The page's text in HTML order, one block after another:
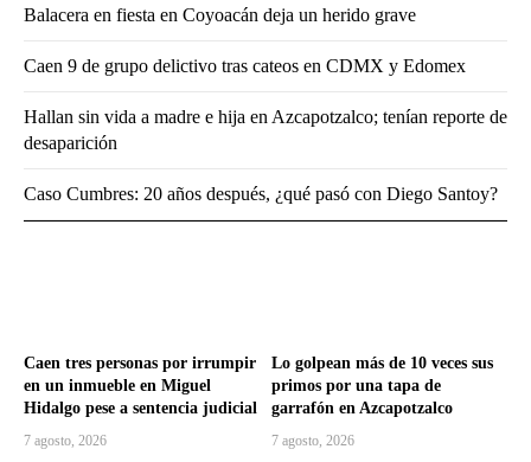
Caen tres personas por irrumpir
en un inmueble en Miguel
Hidalgo pese a sentencia judicial
7 agosto, 2026
Lo golpean más de 10 veces sus
primos por una tapa de
garrafón en Azcapotzalco
7 agosto, 2026
Balacera en fiesta en Coyoacán deja un herido grave
Caen 9 de grupo delictivo tras cateos en CDMX y Edomex
Hallan sin vida a madre e hija en Azcapotzalco; tenían reporte de
desaparición
Caso Cumbres: 20 años después, ¿qué pasó con Diego Santoy?